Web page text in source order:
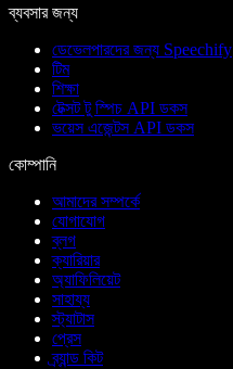
ব্যবসার জন্য
ডেভেলপারদের জন্য Speechify
টিম
শিক্ষা
টেক্সট টু স্পিচ API ডকস
ভয়েস এজেন্টস API ডকস
কোম্পানি
আমাদের সম্পর্কে
যোগাযোগ
ব্লগ
ক্যারিয়ার
অ্যাফিলিয়েট
সাহায্য
স্ট্যাটাস
প্রেস
ব্র্যান্ড কিট